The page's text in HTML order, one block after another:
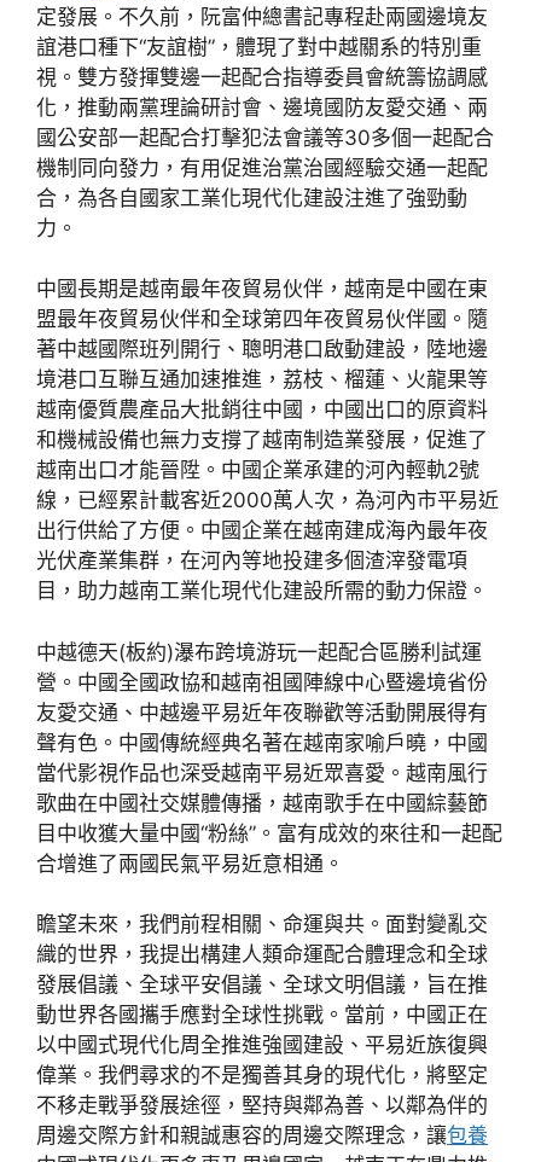
定發展。不久前，阮富仲總書記專程赴兩國邊境友
誼港口種下“友誼樹”，體現了對中越關系的特別重
視。雙方發揮雙邊一起配合指導委員會統籌協調感
化，推動兩黨理論研討會、邊境國防友愛交通、兩
國公安部一起配合打擊犯法會議等30多個一起配合
機制同向發力，有用促進治黨治國經驗交通一起配
合，為各自國家工業化現代化建設注進了強勁動
力。
中國長期是越南最年夜貿易伙伴，越南是中國在東
盟最年夜貿易伙伴和全球第四年夜貿易伙伴國。隨
著中越國際班列開行、聰明港口啟動建設，陸地邊
境港口互聯互通加速推進，荔枝、榴蓮、火龍果等
越南優質農產品大批銷往中國，中國出口的原資料
和機械設備也無力支撐了越南制造業發展，促進了
越南出口才能晉陞。中國企業承建的河內輕軌2號
線，已經累計載客近2000萬人次，為河內市平易近
出行供給了方便。中國企業在越南建成海內最年夜
光伏產業集群，在河內等地投建多個渣滓發電項
目，助力越南工業化現代化建設所需的動力保證。
中越德天(板約)瀑布跨境游玩一起配合區勝利試運
營。中國全國政協和越南祖國陣線中心暨邊境省份
友愛交通、中越邊平易近年夜聯歡等活動開展得有
聲有色。中國傳統經典名著在越南家喻戶曉，中國
當代影視作品也深受越南平易近眾喜愛。越南風行
歌曲在中國社交媒體傳播，越南歌手在中國綜藝節
目中收獲大量中國“粉絲”。富有成效的來往和一起配
合增進了兩國民氣平易近意相通。
瞻望未來，我們前程相關、命運與共。面對變亂交
織的世界，我提出構建人類命運配合體理念和全球
發展倡議、全球平安倡議、全球文明倡議，旨在推
動世界各國攜手應對全球性挑戰。當前，中國正在
以中國式現代化周全推進強國建設、平易近族復興
偉業。我們尋求的不是獨善其身的現代化，將堅定
不移走戰爭發展途徑，堅持與鄰為善、以鄰為伴的
周邊交際方針和親誠惠容的周邊交際理念，讓包養